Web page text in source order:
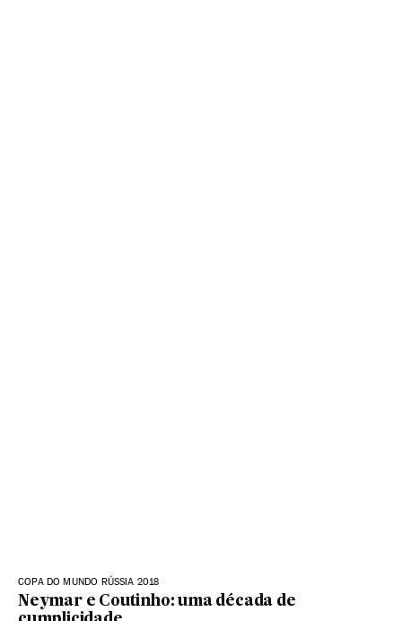
COPA DO MUNDO RÚSSIA 2018
Neymar e Coutinho: uma década de